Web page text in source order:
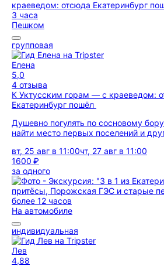
3 часа
Пешком
групповая
Елена
5,0
4 отзыва
К Уктусским горам — с краеведом:
Екатеринбург пошёл
Душевно погулять по сосновому
найти место первых поселений и
вт, 25 авг в 11:00чт, 27 авг в 11:00
1600 ₽
за одного
более 12 часов
На автомобиле
индивидуальная
Лев
4,88